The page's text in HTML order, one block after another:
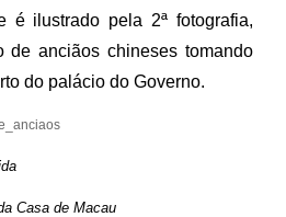
é ilustrado pela 2ª fotografia,
de anciãos chineses tomando
do palácio do Governo.
Casa de Macau